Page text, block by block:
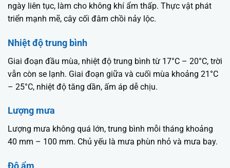
ngày liên tục, làm cho không khí ẩm thấp. Thực vật phát
triển mạnh mẽ, cây cối đâm chồi nảy lộc.
Nhiệt độ trung bình
Giai đoạn đầu mùa, nhiệt độ trung bình từ 17°C – 20°C, trời
vẫn còn se lạnh. Giai đoạn giữa và cuối mùa khoảng 21°C
– 25°C, nhiệt độ tăng dần, ấm áp dễ chịu.
Lượng mưa
Lượng mưa không quá lớn, trung bình mỗi tháng khoảng
40 mm – 100 mm. Chủ yếu là mưa phùn nhỏ và mưa bay.
Độ ẩm